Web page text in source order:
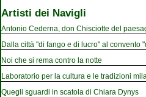
Artisti dei Navigli
Antonio Cederna, don Chisciotte del
Dalla città "di fango e di lucro" al convento
Noi che si rema contro la notte
Laboratorio per la cultura e le tradizioni
Quegli sguardi in scatola di Chiara Dynys